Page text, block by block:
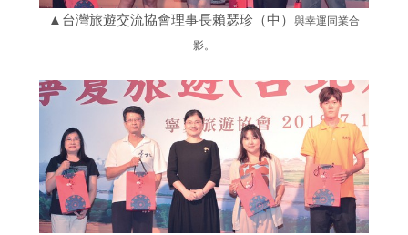
▲台灣旅遊交流協會理事長賴瑟珍（中）
與幸運同業合
影。